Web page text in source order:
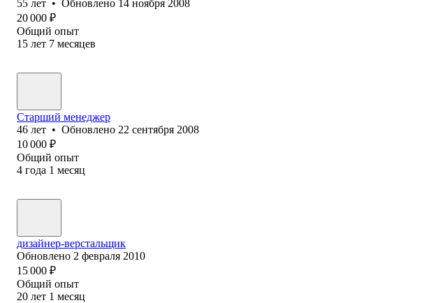
55 лет • Обновлено 14 ноября 2008
20 000 ₽
Общий опыт
15 лет 7 месяцев
Старший менеджер
46 лет • Обновлено 22 сентября 2008
10 000 ₽
Общий опыт
4 года 1 месяц
дизайнер-верстальщик
Обновлено 2 февраля 2010
15 000 ₽
Общий опыт
20 лет 1 месяц